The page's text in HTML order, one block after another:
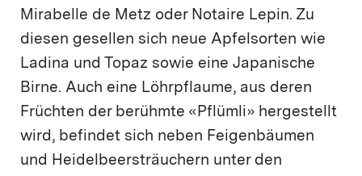
Mirabelle de Metz oder Notaire Lepin. Zu
diesen gesellen sich neue Apfelsorten wie
Ladina und Topaz sowie eine Japanische
Birne. Auch eine Löhrpflaume, aus deren
Früchten der berühmte «Pflümli» hergestellt
wird, befindet sich neben Feigenbäumen
und Heidelbeersträuchern unter den